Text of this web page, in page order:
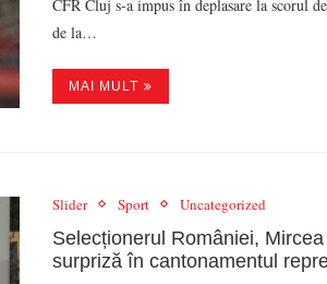
CFR Cluj s-a impus în deplasare la scorul
de la…
MAI MULT
Slider Sport Uncategorized
Selecționerul României,
surpriză în cantonamentul